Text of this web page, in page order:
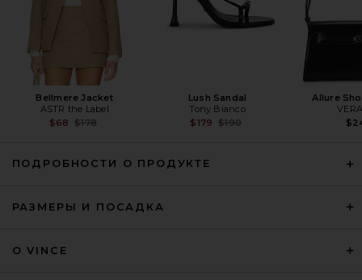
Dual High Waist Airweight 7/8
Bellmere Jacket
ASTR the Label
$68 Previous price:
$178
Lush Sandal
Tony Bianco
$179
Previous price:
$190
Allure
ПОДРОБНОСТИ О ПРОДУКТЕ
РАЗМЕРЫ И ПОСАДКА
О VINCE